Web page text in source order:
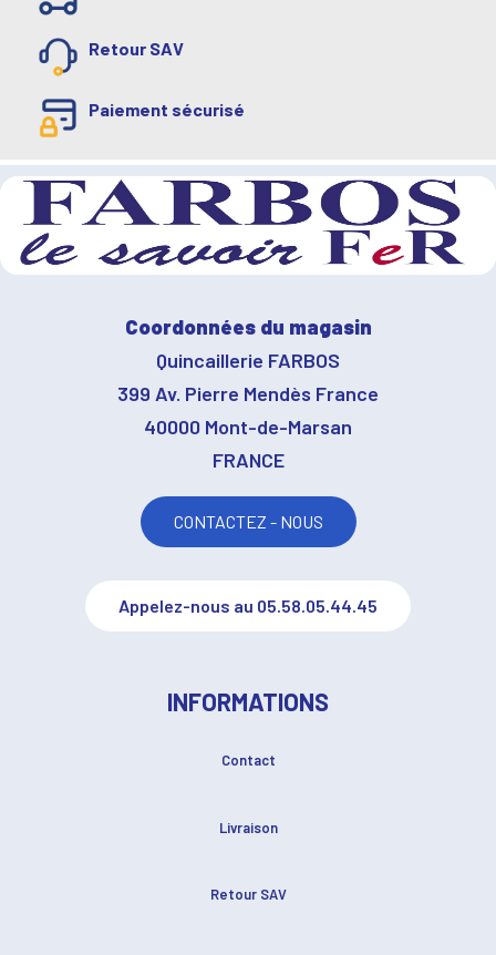
Retour SAV
Paiement sécurisé
Coordonnées du magasin
Quincaillerie FARBOS
399 Av. Pierre Mendès France
40000 Mont-de-Marsan
FRANCE
CONTACTEZ - NOUS
Appelez-nous au 05.58.05.44.45
INFORMATIONS
Contact
Livraison
Retour SAV